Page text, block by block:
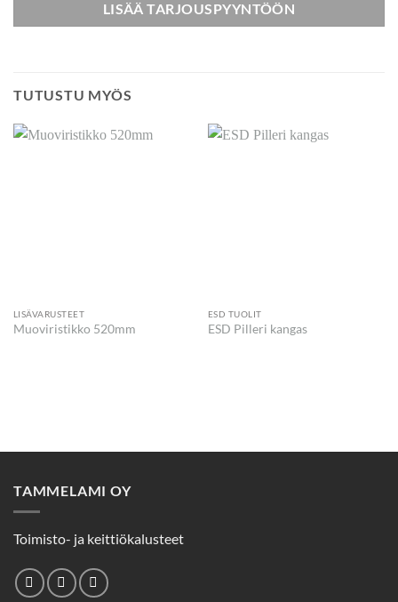
LISÄÄ TARJOUSPYYNTÖÖN
TUTUSTU MYÖS
LISÄVARUSTEET
Muoviristikko 520mm
ESD TUOLIT
ESD Pilleri kangas
TAMMELAMI OY
Toimisto- ja keittiökalusteet